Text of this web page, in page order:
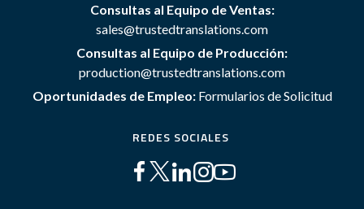
Consultas al Equipo de Ventas:
sales@trustedtranslations.com
Consultas al Equipo de Producción:
production@trustedtranslations.com
Oportunidades de Empleo: Formularios de Solicitud
REDES SOCIALES